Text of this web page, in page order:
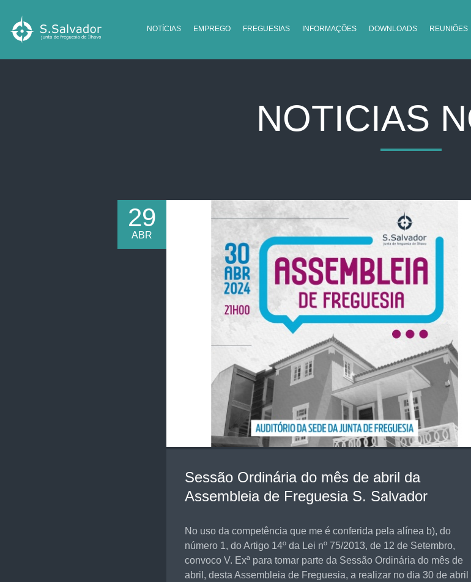
NOTÍCIAS EMPREGO FREGUESIAS INFORMAÇÕES DOWNLOADS REUNIÕES
NOTICIAS
29
ABR
Sessão Ordinária do mês de abril da
Assembleia de Freguesia S. Salvador
No uso da competência que me é conferida pela alínea b), do
número 1, do Artigo 14º da Lei nº 75/2013, de 12 de Setembro,
convoco V. Exª para tomar parte da Sessão Ordinária do mês de
abril, desta Assembleia de Freguesia, a realizar no dia 30 de abril